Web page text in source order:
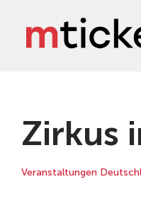
Zirkus
Veranstaltungen